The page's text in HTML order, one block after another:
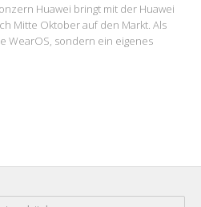
Huawei bringt mit der Huawei
Mitte Oktober auf den Markt. Als
WearOS, sondern ein eigenes